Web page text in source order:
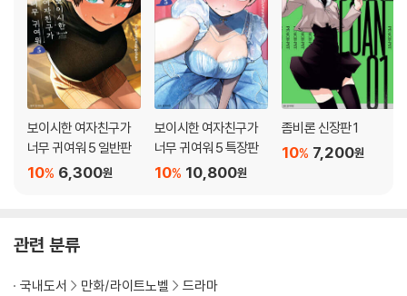
보이시한 여자친구가
너무 귀여워 5 일반판
6,300원
10%
보이시한 여자친구가
너무 귀여워 5 특장판
10,800원
10%
좀비론 신장판 1
7,200원
10%
관련 분류
국내도서 만화/라이트노벨 드라마